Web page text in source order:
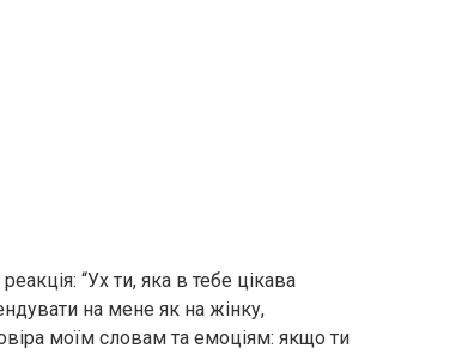
“Ух ти, яка в тебе цікава
на мене як на жінку,
моїм словам та емоціям: якщо ти